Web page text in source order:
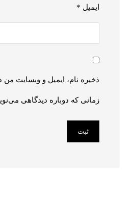
ایمیل *
ذخیره نام، ایمیل و وبسایت من
زمانی که دوباره دیدگاهی
ثبت